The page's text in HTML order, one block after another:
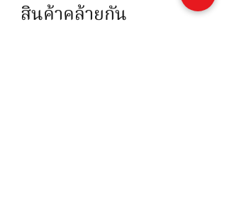
สินค้าคล้ายกัน